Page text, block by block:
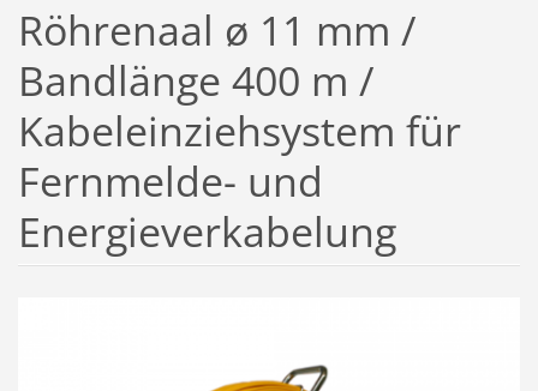
Röhrenaal ø 11 mm /
Bandlänge 400 m /
Kabeleinziehsystem für
Fernmelde- und
Energieverkabelung